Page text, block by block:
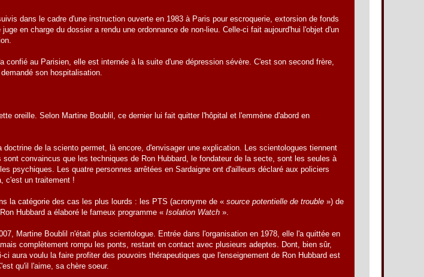
dans le cadre d'une instruction ouverte en 1983 à Paris pour escroquerie, extorsion de fonds
en charge du dossier a rendu une ordonnance de non-lieu. Celle-ci fait aujourd'hui l'objet d'un
confié au Parisien, elle est internée à la suite d'une dépression sévère. C'est son second frère,
son hospitalisation.
oreille. Selon Martine Boublil, ce dernier lui fait quitter l'hôpital et l'emmène d'abord en
de la sciento permet, là encore, d'envisager une explication. Les scientologues tiennent
convaincus que les techniques de Ron Hubbard, le fondateur de la secte, sont les seules à
psychiques. Les quatre personnes arrêtées en Sardaigne ont d'ailleurs déclaré aux policiers
c'est un traitement !
la catégorie des cas les plus lourds : les PTS (acronyme de «source potentielle de trouble ») de
Hubbard a élaboré le fameux programme «Isolation Watch ».
Martine Boublil n'était plus scientologue. Entrée dans l'organisation en 1978, elle l'a quittée en
complètement rompu les ponts, restant en contact avec plusieurs adeptes. Dont, bien sûr,
aura voulu la faire profiter des pouvoirs thérapeutiques que l'enseignement de Ron Hubbard est
qu'il l'aime, sa chère soeur.